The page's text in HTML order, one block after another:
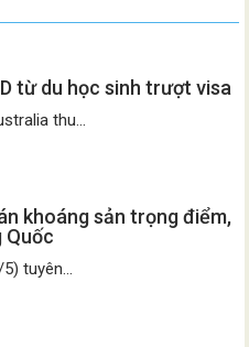
từ du học sinh trượt visa
thu...
khoáng sản trọng điểm,
Quốc
tuyên...